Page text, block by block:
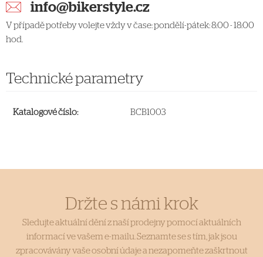
info@bikerstyle.cz
V případě potřeby volejte vždy v čase: pondělí-pátek: 8:00 - 18:00
hod.
Technické parametry
Katalogové číslo: BCB1003
Držte s námi krok
Sledujte aktuální dění z naší prodejny pomocí aktuálních
informací ve vašem e-mailu. Seznamte se s tím, jak jsou
zpracovávány vaše osobní údaje a nezapomeňte zaškrtnout